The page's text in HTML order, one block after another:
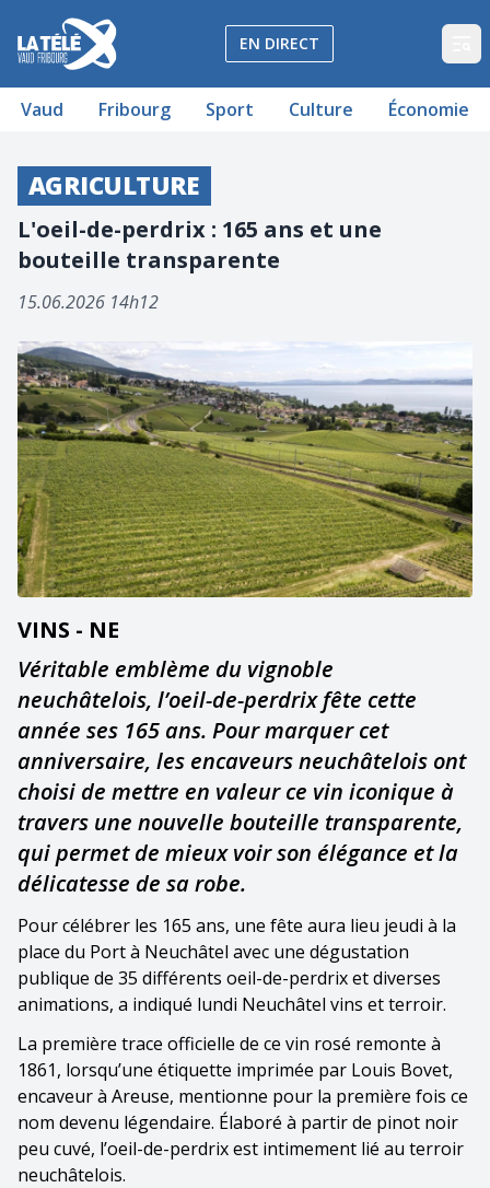
La Télé - Télévision régionale Vaud et Fribourg
EN DIRECT
Vaud Fribourg Sport Culture Économie
AGRICULTURE
L'oeil-de-perdrix : 165 ans et une
bouteille transparente
15.06.2026 14h12
VINS - NE
Véritable emblème du vignoble
neuchâtelois, l’oeil-de-perdrix fête cette
année ses 165 ans. Pour marquer cet
anniversaire, les encaveurs neuchâtelois ont
choisi de mettre en valeur ce vin iconique à
travers une nouvelle bouteille transparente,
qui permet de mieux voir son élégance et la
délicatesse de sa robe.
Pour célébrer les 165 ans, une fête aura lieu jeudi à la
place du Port à Neuchâtel avec une dégustation
publique de 35 différents oeil-de-perdrix et diverses
animations, a indiqué lundi Neuchâtel vins et terroir.
La première trace officielle de ce vin rosé remonte à
1861, lorsqu’une étiquette imprimée par Louis Bovet,
encaveur à Areuse, mentionne pour la première fois ce
nom devenu légendaire. Élaboré à partir de pinot noir
peu cuvé, l’oeil-de-perdrix est intimement lié au terroir
neuchâtelois.